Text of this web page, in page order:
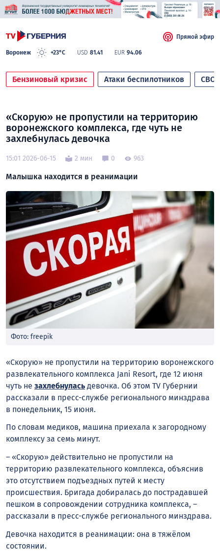
Воронеж +23°C USD 81.41 EUR 94.06
Прямой эфир
Бензиновый кризис Атаки беспилотников СВО
«Скорую» не пропустили на территорию
воронежского комплекса, где чуть не
захлебнулась девочка
15:01 2026-06-15 2 мин 0 963
Малышка находится в реанимации
Фото: freepik
«Скорую» не пропустили на территорию воронежского
развлекательного комплекса Jani Resort, где 12 июня
чуть не захлебнулась девочка. Об этом TV Губернии
рассказали в пресс-службе регионального минздрава
в понедельник, 15 июня.
По словам медиков, машина приехала к загородному
комплексу за семь минут.
– «Скорую» действительно не пропустили на
территорию развлекательного комплекса, объяснив
это отсутствием подъездных путей к месту
происшествия. Бригада добиралась до пострадавшей
пешком в сопровождении сотрудника комплекса, –
рассказали в пресс-службе регионального минздрава.
Девочка находится в реанимации: она в тяжёлом
состоянии.